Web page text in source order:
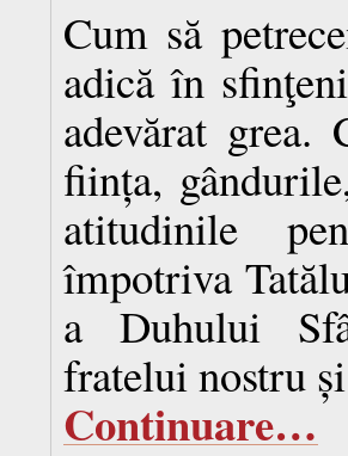
Cum să
adică în
adevărat grea.
ființa,
atitudinile
împotriva
a Duhului
fratelui nostru
Continuare…